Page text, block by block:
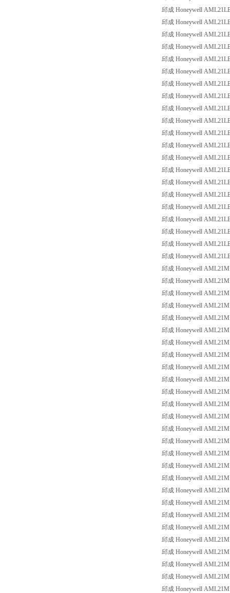
邱成 Honeywell
邱成 Honeywell
邱成 Honeywell
邱成 Honeywell
邱成 Honeywell
邱成 Honeywell
邱成 Honeywell
邱成 Honeywell
邱成 Honeywell
邱成 Honeywell
邱成 Honeywell
邱成 Honeywell
邱成 Honeywell
邱成 Honeywell
邱成 Honeywell
邱成 Honeywell
邱成 Honeywell
邱成 Honeywell
邱成 Honeywell
邱成 Honeywell
邱成 Honeywell
邱成 Honeywell
邱成 Honeywell
邱成 Honeywell
邱成 Honeywell
邱成 Honeywell
邱成 Honeywell
邱成 Honeywell
邱成 Honeywell
邱成 Honeywell
邱成 Honeywell
邱成 Honeywell
邱成 Honeywell
邱成 Honeywell
邱成 Honeywell
邱成 Honeywell
邱成 Honeywell
邱成 Honeywell
邱成 Honeywell
邱成 Honeywell
邱成 Honeywell
邱成 Honeywell
邱成 Honeywell
邱成 Honeywell
邱成 Honeywell
邱成 Honeywell
邱成 Honeywell
邱成 Honeywell